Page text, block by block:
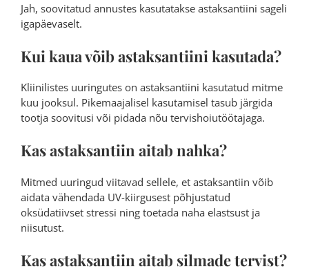
Jah, soovitatud annustes kasutatakse astaksantiini sageli
igapäevaselt.
Kui kaua võib astaksantiini kasutada?
Kliinilistes uuringutes on astaksantiini kasutatud mitme
kuu jooksul. Pikemaajalisel kasutamisel tasub järgida
tootja soovitusi või pidada nõu tervishoiutöötajaga.
Kas astaksantiin aitab nahka?
Mitmed uuringud viitavad sellele, et astaksantiin võib
aidata vähendada UV-kiirgusest põhjustatud
oksüdatiivset stressi ning toetada naha elastsust ja
niisutust.
Kas astaksantiin aitab silmade tervist?